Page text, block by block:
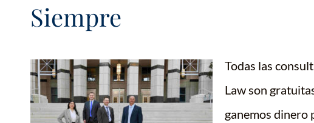
Siempre
Todas las
Law son
ganemos dinero